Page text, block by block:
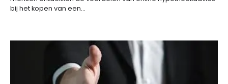
bij het kopen van een…